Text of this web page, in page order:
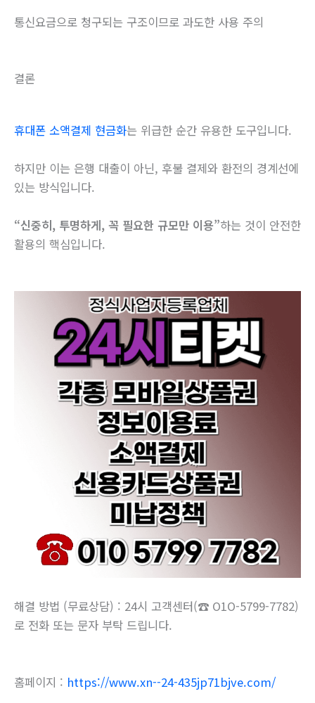
통신요금으로 청구되는 구조이므로 과도한 사용 주의
결론
휴대폰 소액결제 현금화는 위급한 순간 유용한 도구입니다.
하지만 이는 은행 대출이 아닌, 후불 결제와 환전의 경계선에
있는 방식입니다.
“신중히, 투명하게, 꼭 필요한 규모만 이용”하는 것이 안전한
활용의 핵심입니다.
해결 방법 (무료상담) : 24시 고객센터(☎ O1O-5799-7782)
로 전화 또는 문자 부탁 드립니다.
홈페이지 : https://www.xn--24-435jp71bjve.com/